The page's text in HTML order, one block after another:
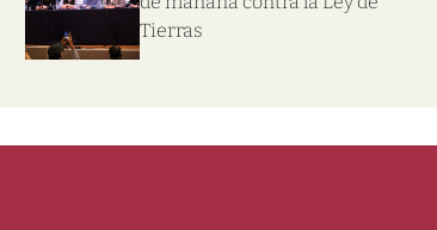
Tierras